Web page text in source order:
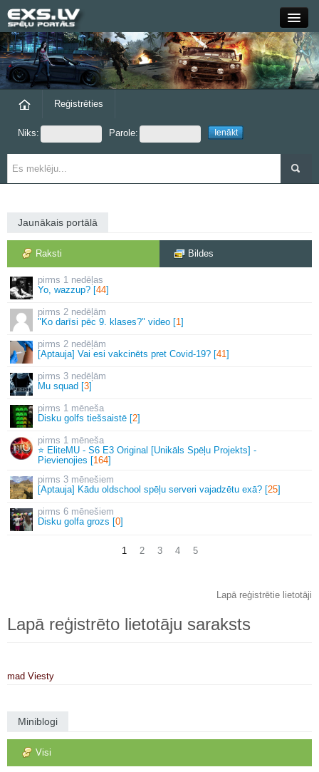
Close
Forums
Grupas
Reģistrēties
Niks: Parole:
Jaunākais portālā
Raksti Bildes
1 nedēļas
Yo, wazzup? [44]
2 nedēļām
"Ko darīsi pēc 9. klases?" video [1]
2 nedēļām
[Aptauja] Vai esi vakcinēts pret Covid-19? [41]
3 nedēļām
Mu squad [3]
1 mēneša
Disku golfs tiešsaistē [2]
1 mēneša
⭐ EliteMU - S6 E3 Original [Unikāls Spēļu Projekts] -
Pievienojies [164]
3 mēnešiem
[Aptauja] Kādu oldschool spēļu serveri vajadzētu exā? [25]
6 mēnešiem
Disku golfa grozs [0]
1 2 3 4 5
Lapā reģistrētie lietotāji
Lapā reģistrēto lietotāju saraksts
mad Viesty
Miniblogi
Visi